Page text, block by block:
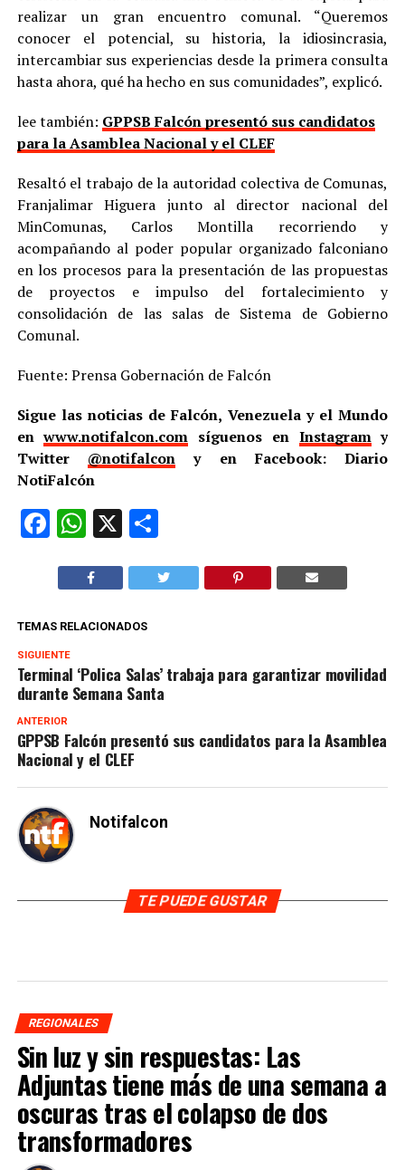
realizar un gran encuentro comunal. “Queremos
conocer el potencial, su historia, la idiosincrasia,
intercambiar sus experiencias desde la primera consulta
hasta ahora, qué ha hecho en sus comunidades”, explicó.
lee también: GPPSB Falcón presentó sus candidatos
para la Asamblea Nacional y el CLEF
Resaltó el trabajo de la autoridad colectiva de Comunas,
Franjalimar Higuera junto al director nacional del
MinComunas, Carlos Montilla recorriendo y
acompañando al poder popular organizado falconiano
en los procesos para la presentación de las propuestas
de proyectos e impulso del fortalecimiento y
consolidación de las salas de Sistema de Gobierno
Comunal.
Fuente: Prensa Gobernación de Falcón
Sigue las noticias de Falcón, Venezuela y el Mundo
enwww.notifalcon.com síguenos en Instagramy
Twitter @notifalcon y en Facebook: Diario
NotiFalcón
Facebook
WhatsApp
X Compartir
TEMAS RELACIONADOS
SIGUIENTE
Terminal ‘Polica Salas’ trabaja para garantizar movilidad
durante Semana Santa
ANTERIOR
GPPSB Falcón presentó sus candidatos para la Asamblea
Nacional y el CLEF
Notifalcon
TE PUEDE GUSTAR
REGIONALES
Sin luz y sin respuestas: Las
Adjuntas tiene más de una semana a
oscuras tras el colapso de dos
transformadores